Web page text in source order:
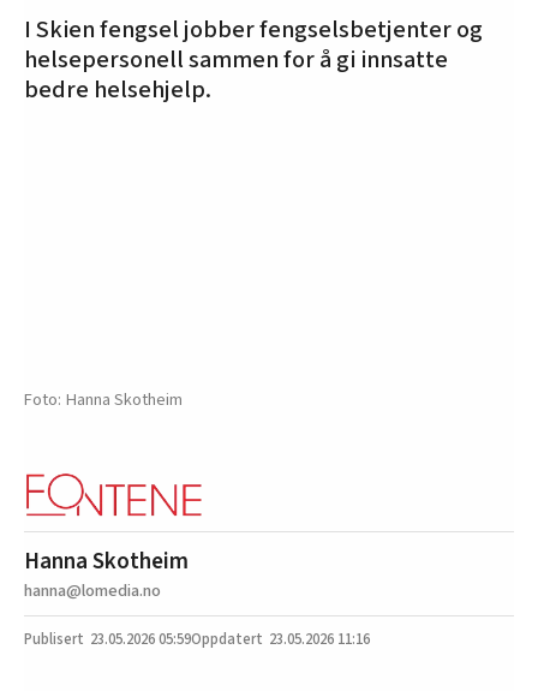
I Skien fengsel jobber fengselsbetjenter og
helsepersonell sammen for å gi innsatte
bedre helsehjelp.
Hanna Skotheim
Hanna Skotheim
hanna@lomedia.no
23.05.202605:59 23.05.2026 11:16